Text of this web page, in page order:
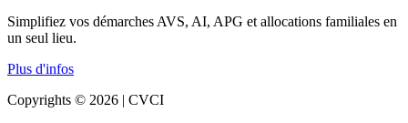
Simplifiez vos démarches AVS, AI, APG et allocations familiales en
un seul lieu.
Plus d'infos
Copyrights © 2026 | CVCI